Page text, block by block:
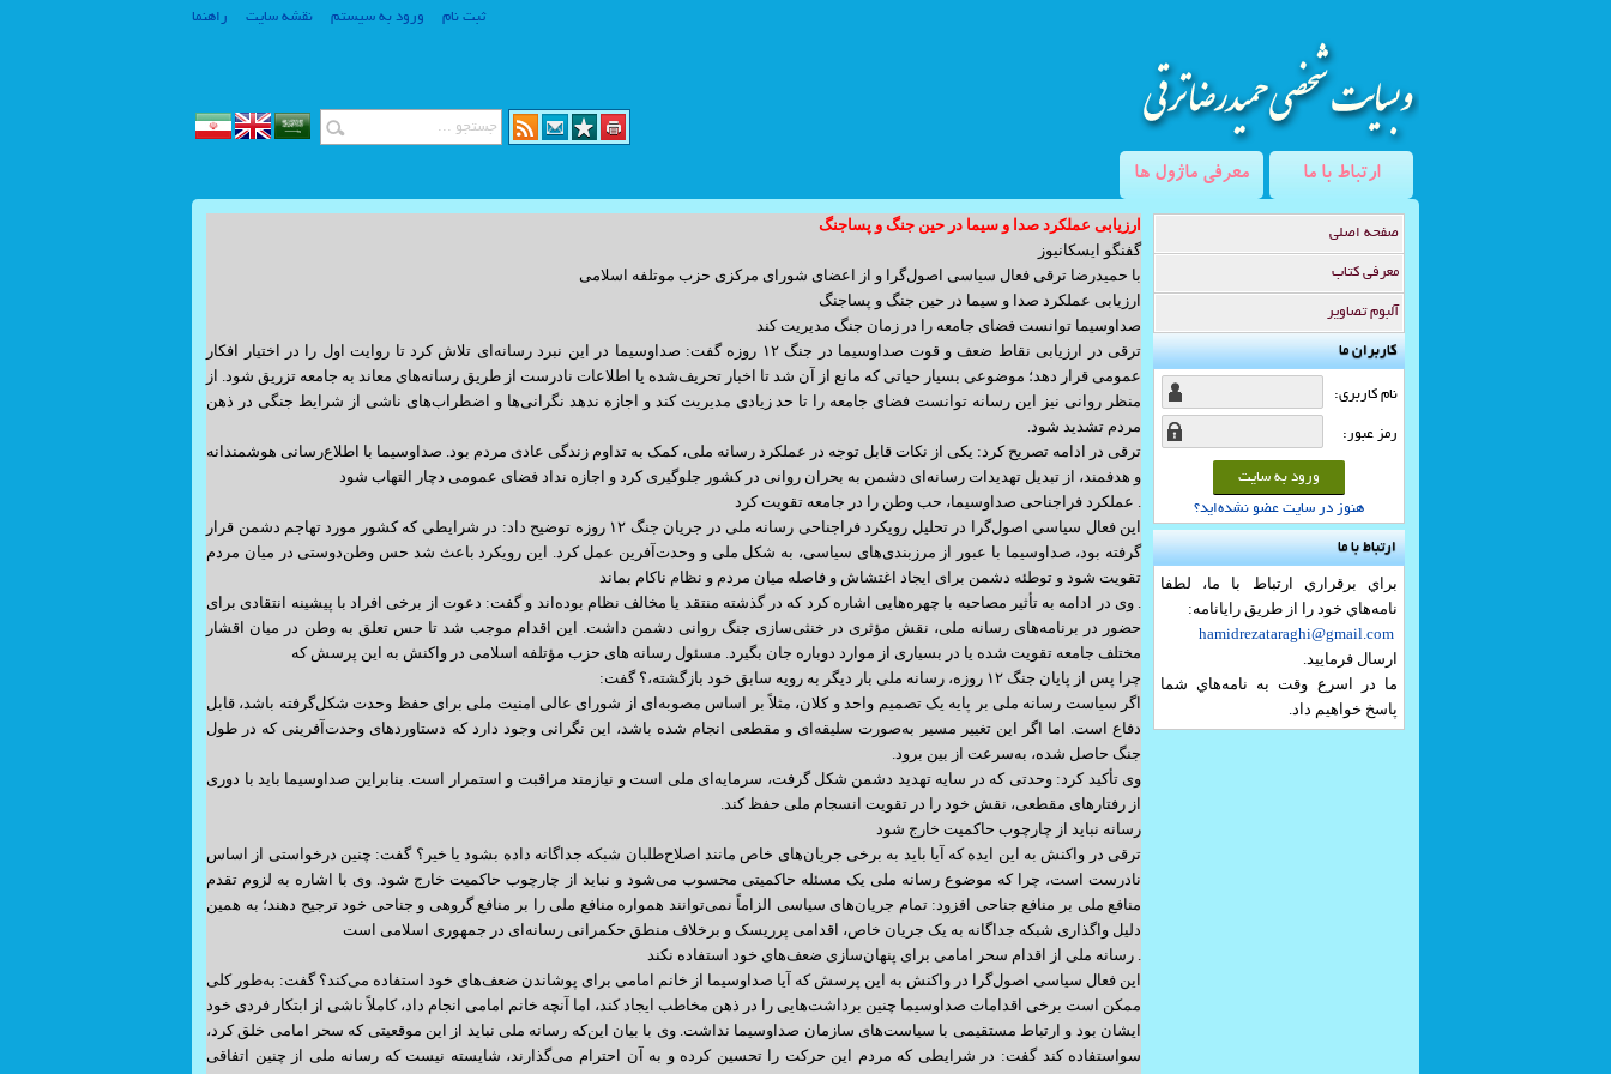
ثبت نام ورود به سیستم نقشه سایت راهنما
ارتباط با ما
آدرس:تهران خیابان شریعتی بالاتر از سه راه طالقانی خیابان جواد کارگر پلاک 14 واحد 3
تلفن واحد فروش: 5-77635114-021
تلفن واحد فروش
فکس
لطفا جهت مراجعه به دفتر سایت ساز، قبلا هماهنگی لازم را به عمل آورید. ساعت مراجعه
حضوری: (10 الی 12) و (14 الی 16)
info@yoursite.com : مدیریت
Billing@sitesaz.ir : امور مالی
support@sitesaz.ir : پشتیبانی
graphic@sitesaz.ir : گرافیک
معرفی ماژول ها
صفحه اصلي
معرفي كتاب
آلبوم تصاوير
کاربران ما
نام كاربری:
رمز عبور:
هنوز در سایت عضو نشده‌اید؟
ارتباط با ما
براي برقراري ارتباط با ما، لطفا
نامه‌هاي خود را از طريق رايانامه:
hamidrezataraghi@gmail.com
ارسال فرماييد.
ما در اسرع وقت به نامه‌هاي شما
پاسخ خواهيم داد.
ارزیابی عملکرد صدا و سیما در حین جنگ و پساجنگ
گفنگو ایسکانیوز
با حمیدرضا ترقی فعال سیاسی اصول‌گرا و از اعضای شورای مرکزی حزب موتلفه اسلامی
ارزیابی عملکرد صدا و سیما در حین جنگ و پساجنگ
صداوسیما توانست فضای جامعه را در زمان جنگ مدیریت کند
ترقی در ارزیابی نقاط ضعف و قوت صداوسیما در جنگ ۱۲ روزه گفت: صداوسیما در این نبرد رسانه‌ای تلاش کرد تا روایت اول را در اختیار افکار
عمومی قرار دهد؛ موضوعی بسیار حیاتی که مانع از آن شد تا اخبار تحریف‌شده یا اطلاعات نادرست از طریق رسانه‌های معاند به جامعه تزریق شود. از
منظر روانی نیز این رسانه توانست فضای جامعه را تا حد زیادی مدیریت کند و اجازه ندهد نگرانی‌ها و اضطراب‌های ناشی از شرایط جنگی در ذهن
مردم تشدید شود.
ترقی در ادامه تصریح کرد: یکی از نکات قابل توجه در عملکرد رسانه ملی، کمک به تداوم زندگی عادی مردم بود. صداوسیما با اطلاع‌رسانی هوشمندانه
و هدفمند، از تبدیل تهدیدات رسانه‌ای دشمن به بحران روانی در کشور جلوگیری کرد و اجازه نداد فضای عمومی دچار التهاب شود
. عملکرد فراجناحی صداوسیما، حب وطن را در جامعه تقویت کرد
این فعال سیاسی اصول‌گرا در تحلیل رویکرد فراجناحی رسانه ملی در جریان جنگ ۱۲ روزه توضیح داد: در شرایطی که کشور مورد تهاجم دشمن قرار
گرفته بود، صداوسیما با عبور از مرزبندی‌های سیاسی، به شکل ملی و وحدت‌آفرین عمل کرد. این رویکرد باعث شد حس وطن‌دوستی در میان مردم
تقویت شود و توطئه دشمن برای ایجاد اغتشاش و فاصله میان مردم و نظام ناکام بماند
. وی در ادامه به تأثیر مصاحبه با چهره‌هایی اشاره کرد که در گذشته منتقد یا مخالف نظام بوده‌اند و گفت: دعوت از برخی افراد با پیشینه انتقادی برای
حضور در برنامه‌های رسانه ملی، نقش مؤثری در خنثی‌سازی جنگ روانی دشمن داشت. این اقدام موجب شد تا حس تعلق به وطن در میان اقشار
مختلف جامعه تقویت شده یا در بسیاری از موارد دوباره جان بگیرد. مسئول رسانه های حزب مؤتلفه اسلامی در واکنش به این پرسش که
چرا پس از پایان جنگ ۱۲ روزه، رسانه ملی بار دیگر به رویه سابق خود بازگشته،؟ گفت:
اگر سیاست رسانه ملی بر پایه یک تصمیم واحد و کلان، مثلاً بر اساس مصوبه‌ای از شورای عالی امنیت ملی برای حفظ وحدت شکل‌گرفته باشد، قابل
دفاع است. اما اگر این تغییر مسیر به‌صورت سلیقه‌ای و مقطعی انجام شده باشد، این نگرانی وجود دارد که دستاوردهای وحدت‌آفرینی که در طول
جنگ حاصل شده، به‌سرعت از بین برود.
وی تأکید کرد: وحدتی که در سایه تهدید دشمن شکل گرفت، سرمایه‌ای ملی است و نیازمند مراقبت و استمرار است. بنابراین صداوسیما باید با دوری
از رفتارهای مقطعی، نقش خود را در تقویت انسجام ملی حفظ کند.
رسانه نباید از چارچوب حاکمیت خارج شود
ترقی در واکنش به این ایده که آیا باید به برخی جریان‌های خاص مانند اصلاح‌طلبان شبکه جداگانه داده بشود یا خیر؟ گفت: چنین درخواستی از اساس
نادرست است، چرا که موضوع رسانه ملی یک مسئله حاکمیتی محسوب می‌شود و نباید از چارچوب حاکمیت خارج شود. وی با اشاره به لزوم تقدم
منافع ملی بر منافع جناحی افزود: تمام جریان‌های سیاسی الزاماً نمی‌توانند همواره منافع ملی را بر منافع گروهی و جناحی خود ترجیح دهند؛ به همین
دلیل واگذاری شبکه جداگانه به یک جریان خاص، اقدامی پرریسک و برخلاف منطق حکمرانی رسانه‌ای در جمهوری اسلامی است
. رسانه ملی از اقدام سحر امامی برای پنهان‌سازی ضعف‌های خود استفاده نکند
این فعال سیاسی اصول‌گرا در واکنش به این پرسش که آیا صداوسیما از خانم امامی برای پوشاندن ضعف‌های خود استفاده می‌کند؟ گفت: به‌طور کلی
ممکن است برخی اقدامات صداوسیما چنین برداشت‌هایی را در ذهن مخاطب ایجاد کند، اما آنچه خانم امامی انجام داد، کاملاً ناشی از ابتکار فردی خود
ایشان بود و ارتباط مستقیمی با سیاست‌های سازمان صداوسیما نداشت. وی با بیان این‌که رسانه ملی نباید از این موقعیتی که سحر امامی خلق کرد،
سواستفاده کند گفت: در شرایطی که مردم این حرکت را تحسین کرده و به آن احترام می‌گذارند، شایسته نیست که رسانه ملی از چنین اتفاقی